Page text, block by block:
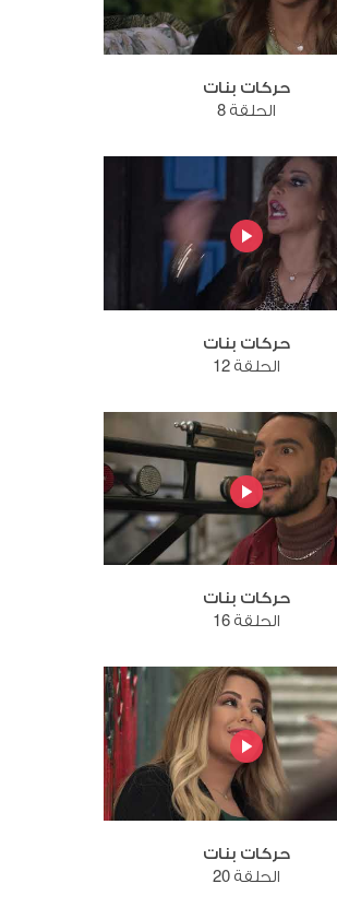
حركات بنات
الحلقة 8
حركات بنات
الحلقة 12
حركات بنات
الحلقة 16
حركات بنات
الحلقة 20